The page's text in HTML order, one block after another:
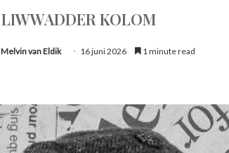
LIWWADDER KOLOM
Melvin van Eldik 16 juni 2026 1 minute read